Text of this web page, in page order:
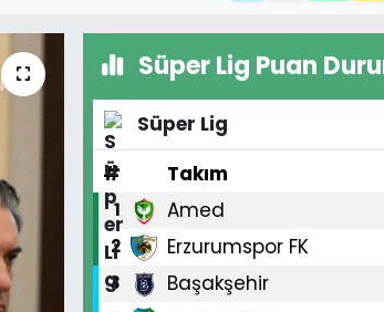
Süper Lig Puan
Süper Lig
#
Takım
1 Amed
2 Erzurumspor FK
3 Başakşehir